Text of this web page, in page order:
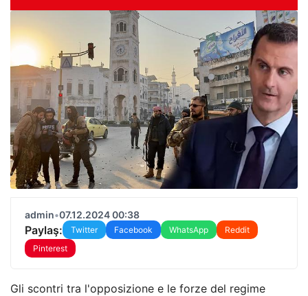
admin•07.12.2024 00:38
Paylaş: Twitter Facebook WhatsApp
Reddit
Pinterest
Gli scontri tra l'opposizione e le forze del regime